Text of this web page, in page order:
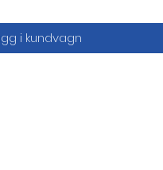
i kundvagn